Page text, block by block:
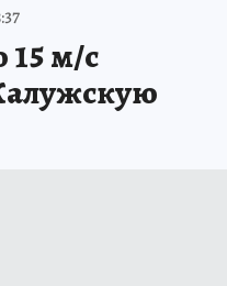
15 м/с